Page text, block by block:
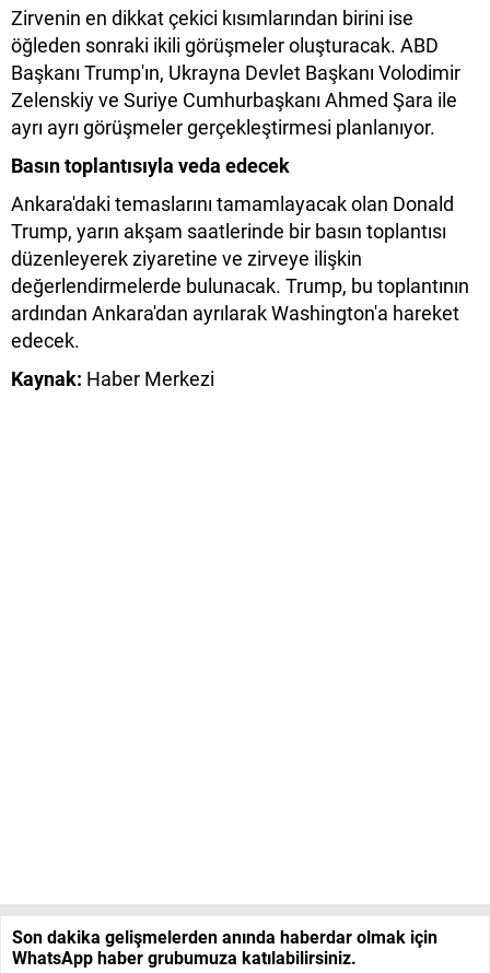
Zirvenin en dikkat çekici kısımlarından birini ise
öğleden sonraki ikili görüşmeler oluşturacak. ABD
Başkanı Trump'ın, Ukrayna Devlet Başkanı Volodimir
Zelenskiy ve Suriye Cumhurbaşkanı Ahmed Şara ile
ayrı ayrı görüşmeler gerçekleştirmesi planlanıyor.
Basın toplantısıyla veda edecek
Ankara'daki temaslarını tamamlayacak olan Donald
Trump, yarın akşam saatlerinde bir basın toplantısı
düzenleyerek ziyaretine ve zirveye ilişkin
değerlendirmelerde bulunacak. Trump, bu toplantının
ardından Ankara'dan ayrılarak Washington'a hareket
edecek.
Kaynak: Haber Merkezi
Son dakika gelişmelerden anında haberdar olmak için
WhatsApp haber grubumuza katılabilirsiniz.